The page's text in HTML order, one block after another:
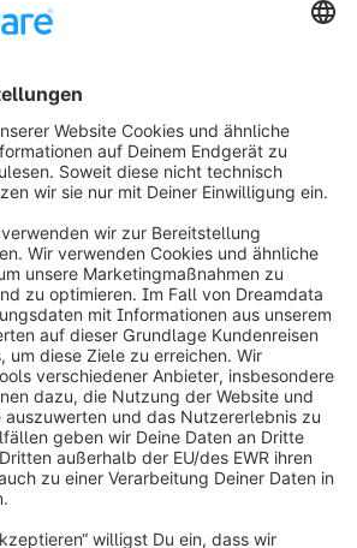
Formular wird geladen...
info@shopware.com